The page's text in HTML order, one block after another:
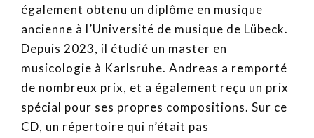
également obtenu un diplôme en musique
ancienne à l’Université de musique de Lübeck.
Depuis 2023, il étudié un master en
musicologie à Karlsruhe. Andreas a remporté
de nombreux prix, et a également reçu un prix
spécial pour ses propres compositions. Sur ce
CD, un répertoire qui n’était pas